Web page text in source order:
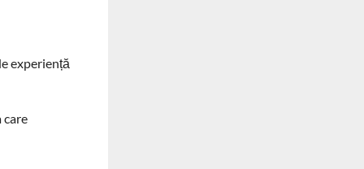
experiență
care